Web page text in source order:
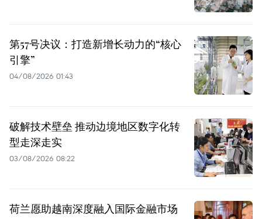
第57号决议：打造新增长动力的“核心
引擎”
04/08/2026 01:43
破解技术壁垒 推动边境地区数字化转
型走深走实
03/08/2026 08:22
荷兰愿助越南深度融入国际金融市场